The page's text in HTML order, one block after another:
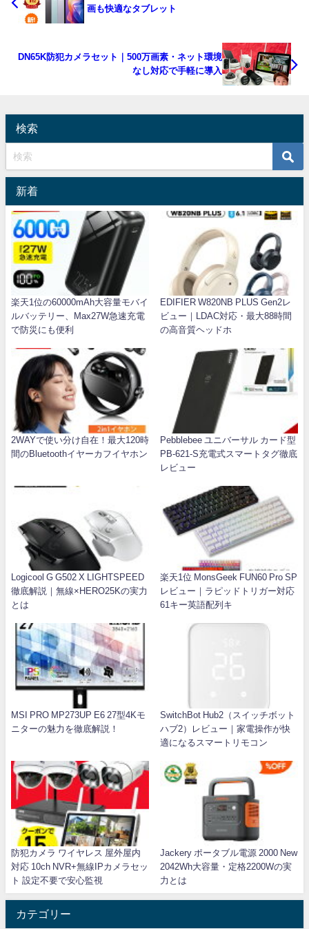
画も快適なタブレット
DN65K防犯カメラセット｜500万画素・ネット環境
なし対応で手軽に導入
検索
新着
楽天1位の60000mAh大容量モバイ
ルバッテリー、Max27W急速充電
で防災にも便利
EDIFIER W820NB PLUS Gen2レ
ビュー｜LDAC対応・最大88時間
の高音質ヘッドホ
2WAYで使い分け自在！最大120時
間のBluetoothイヤーカフイヤホン
Pebblebee ユニバーサル カード型
PB-621-S充電式スマートタグ徹底
レビュー
Logicool G G502 X LIGHTSPEED
徹底解説｜無線×HERO25Kの実力
とは
楽天1位 MonsGeek FUN60 Pro SP
レビュー｜ラピッドトリガー対応
61キー英語配列キ
MSI PRO MP273UP E6 27型4Kモ
ニターの魅力を徹底解説！
SwitchBot Hub2（スイッチボット
ハブ2）レビュー｜家電操作が快
適になるスマートリモコン
防犯カメラ ワイヤレス 屋外屋内
対応 10ch NVR+無線IPカメラセッ
ト 設定不要で安心監視
Jackery ポータブル電源 2000 New
2042Wh大容量・定格2200Wの実
力とは
カテゴリー